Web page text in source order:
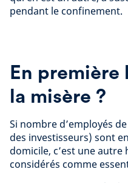
pendant le confinement.
En première
la misère ?
Si nombre d’employés
des investisseurs) sont
domicile, c’est une
considérés comme